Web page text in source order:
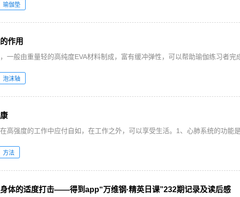
瑜伽垫
作用
一般由重量轻的高纯度EVA材料制成，富有缓冲弹性，可以帮助瑜伽练习者完
泡沫轴
高强度的工作中应付自如，在工作之外，可以享受生活。1、心肺系统的功能是
方法
体的适度打击——得到app“万维钢·精英日课”232期记录及读后感